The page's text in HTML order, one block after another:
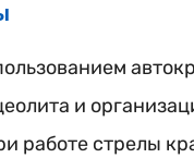
и
работе стрелы